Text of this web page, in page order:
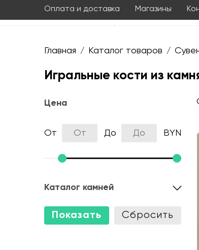
Оплата и доставка Магазины
Главная / Каталог товаров /
Игральные кости из
Цена
От До BYN
Каталог камней